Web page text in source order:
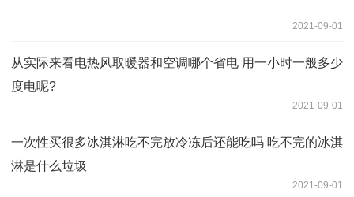
2021-09-01
从实际来看电热风取暖器和空调哪个省电 用一小时一般多少
度电呢?
2021-09-01
一次性买很多冰淇淋吃不完放冷冻后还能吃吗 吃不完的冰淇
淋是什么垃圾
2021-09-01